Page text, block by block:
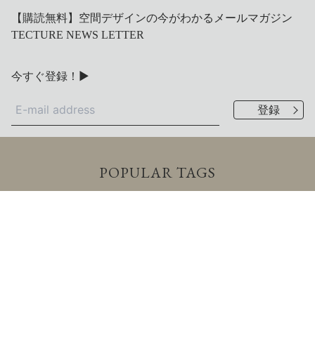
【購読無料】空間デザインの今がわかるメールマガジン
TECTURE NEWS LETTER
今すぐ登録！▶
POPULAR TAGS